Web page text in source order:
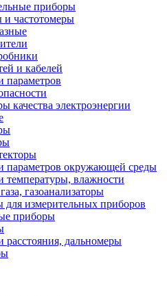
приборы
и частотомеры
и кабелей
параметров
качества электроэнергии
параметров окружающей среды
температуры, влажности
газоанализаторы
для измерительных приборов
приборы
расстояния, дальномеры